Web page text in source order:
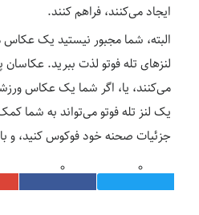
ایجاد می‌کنند، فراهم کنند.
البته، شما مجبور نیستید یک عکاس
لنزهای تله فوتو لذت ببرید. عکاسان
می‌کنند، یا، اگر شما یک عکاس
یک لنز تله فوتو می‌تواند به شما
جزئیات صحنه خود فوکوس کنید، و